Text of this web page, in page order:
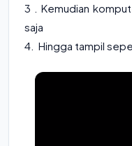
3 . Kemudian
saja
4. Hingga tampil